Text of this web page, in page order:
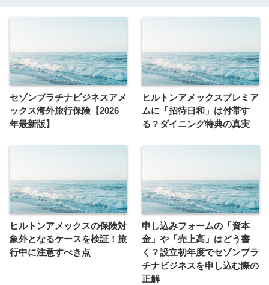
セゾンプラチナビジネスアメ
ックス海外旅行保険【2026
年最新版】
ヒルトンアメックスプレミア
ムに「招待日和」は付帯す
る？ダイニング特典の真実
ヒルトンアメックスの保険対
象外となるケースを検証！旅
行中に注意すべき点
申し込みフォームの「資本
金」や「売上高」はどう書
く？設立初年度でセゾンプラ
チナビジネスを申し込む際の
正解